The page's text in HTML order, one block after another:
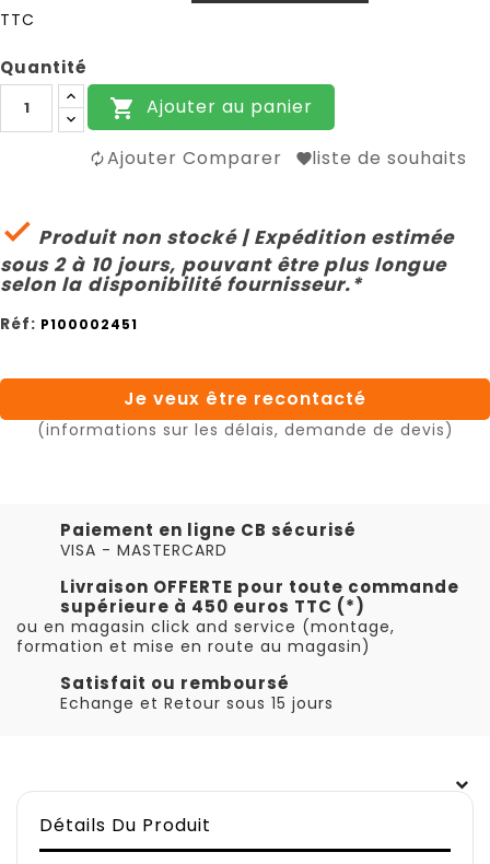
TTC
Quantité
 Ajouter au panier
Ajouter Comparer liste de souhaits
 Produit non stocké | Expédition estimée
sous 2 à 10 jours, pouvant être plus longue
selon la disponibilité fournisseur.*
Réf: P100002451
Je veux être recontacté
(informations sur les délais, demande de devis)
Paiement en ligne CB sécurisé
VISA - MASTERCARD
Livraison OFFERTE pour toute commande
supérieure à 450 euros TTC (*)
ou en magasin click and service (montage,
formation et mise en route au magasin)
Satisfait ou remboursé
Echange et Retour sous 15 jours
Détails Du Produit